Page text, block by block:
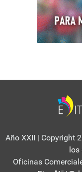
Año XXII | Copyright
Oficinas